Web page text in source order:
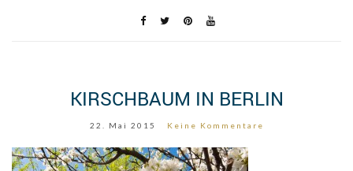
KIRSCHBAUM IN BERLIN
22. Mai 2015 Keine Kommentare